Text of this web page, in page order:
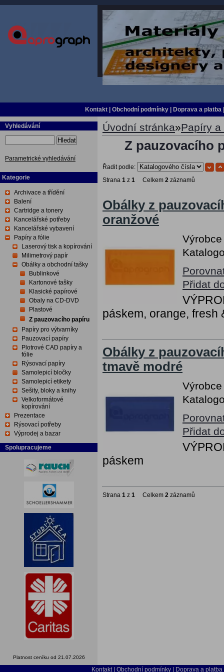
Kontakt Obchodní podmínky Doprava a platba
Vyhledávání
Hledat
Parametrické vyhledávání
Kategorie
Archivace a třídění
Balení
Cartridge a tonery
Kancelářské potřeby
Kancelářské vybavení
Papíry a fólie
Laserový tisk a kopírování
Milimetrový papír
Obálky a obchodní tašky
Bublinkové
Kartonové tašky
Klasické papírové
Obaly na CD-DVD
Plastové
Z pauzovacího papíru
Papíry pro výtvarníky
Pauzovací papíry
Plotrové CAD papíry a
fólie
Rýsovací papíry
Samolepicí bločky
Samolepicí etikety
Sešity, bloky a knihy
Velkoformátové
kopírování
Prezentace
Rýsovací potřeby
Výprodej a bazar
Spolupracujeme
Platnost ceníku od 21.07.2026
Úvodní stránka»Papíry a
Z pauzovacího
Řadit podle:
Strana 1 z 1 Celkem 2 záznamů
Obálky z
oranžové
Přidat
páskem, orange, fresh
Obálky z
tmavě modré
Přidat
páskem
Strana 1 z 1 Celkem 2 záznamů
Kontakt Obchodní podmínky Doprava a platba